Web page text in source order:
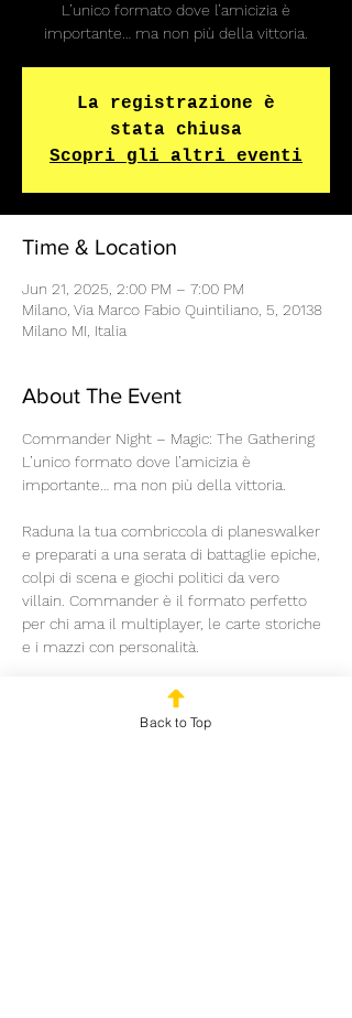
L’unico formato dove l’amicizia è
importante… ma non più della vittoria.
La registrazione è
stata chiusa
Scopri gli altri eventi
Time & Location
Jun 21, 2025, 2:00 PM – 7:00 PM
Milano, Via Marco Fabio Quintiliano, 5, 20138
Milano MI, Italia
About The Event
Commander Night – Magic: The Gathering
L’unico formato dove l’amicizia è
importante… ma non più della vittoria.
Raduna la tua combriccola di planeswalker
e preparati a una serata di battaglie epiche,
colpi di scena e giochi politici da vero
villain. Commander è il formato perfetto
per chi ama il multiplayer, le carte storiche
e i mazzi con personalità.
📅 Quando? 21 giugno
📍 Dove? Outplayed Gaming House –
Back to Top